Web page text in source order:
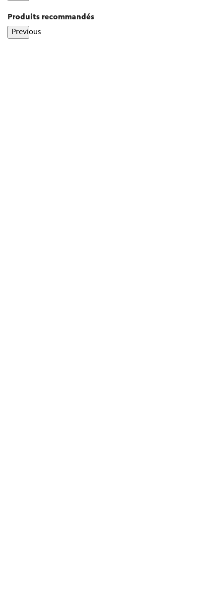
Produits recommandés
Previous